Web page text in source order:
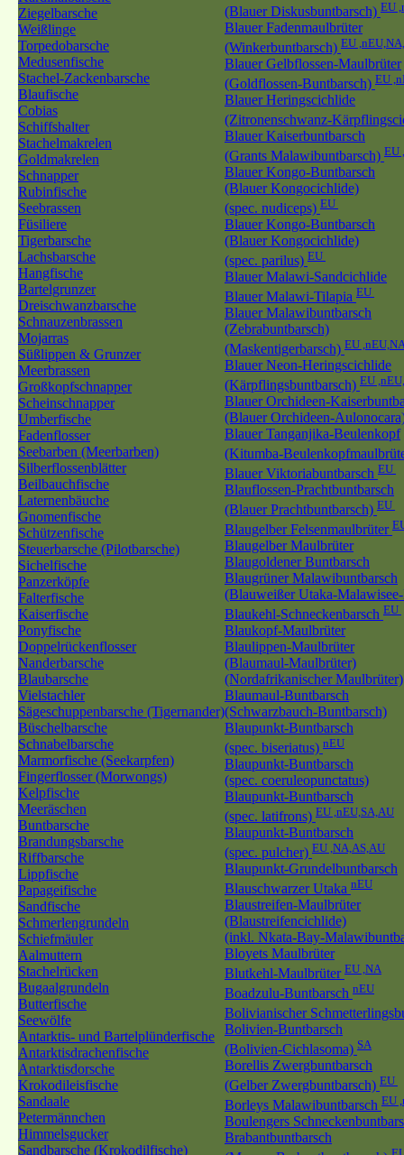
Ziegelbarsche
Weißlinge
Torpedobarsche
Medusenfische
Stachel-Zackenbarsche
Blaufische
Cobias
Schiffshalter
Stachelmakrelen
Goldmakrelen
Schnapper
Rubinfische
Seebrassen
Füsiliere
Tigerbarsche
Lachsbarsche
Hangfische
Bartelgrunzer
Dreischwanzbarsche
Schnauzenbrassen
Mojarras
Süßlippen & Grunzer
Meerbrassen
Großkopfschnapper
Scheinschnapper
Umberfische
Fadenflosser
Seebarben (Meerbarben)
Silberflossenblätter
Beilbauchfische
Laternenbäuche
Gnomenfische
Schützenfische
Steuerbarsche (Pilotbarsche)
Sichelfische
Panzerköpfe
Falterfische
Kaiserfische
Ponyfische
Doppelrückenflosser
Nanderbarsche
Blaubarsche
Vielstachler
Sägeschuppenbarsche (Tigernander)
Büschelbarsche
Schnabelbarsche
Marmorfische (Seekarpfen)
Fingerflosser (Morwongs)
Kelpfische
Meeräschen
Buntbarsche
Brandungsbarsche
Riffbarsche
Lippfische
Papageifische
Sandfische
Schmerlengrundeln
Schiefmäuler
Aalmuttern
Stachelrücken
Bugaalgrundeln
Butterfische
Seewölfe
Antarktis- und Bartelplünderfische
Antarktisdrachenfische
Antarktisdorsche
Krokodileisfische
Sandaale
Petermännchen
Himmelsgucker
Sandbarsche (Krokodilfische)
(Blauer Diskusbuntbarsch) EU
Blauer Fadenmaulbrüter
(Winkerbuntbarsch) EU
Blauer Gelbflossen-Maulbrüter
(Goldflossen-Buntbarsch) EU
Blauer Heringscichlide
(Zitronenschwanz-
Blauer Kaiserbuntbarsch
(Grants Malawibuntbarsch) EU
Blauer Kongo-Buntbarsch
(Blauer Kongocichlide)
(spec. nudiceps) EU
Blauer Kongo-Buntbarsch
(Blauer Kongocichlide)
(spec. parilus) EU
Blauer Malawi-Sandcichlide
Blauer Malawi-Tilapia EU
Blauer Malawibuntbarsch
(Zebrabuntbarsch)
(Maskentigerbarsch) EU
Blauer Neon-Heringscichlide
(Kärpflingsbuntbarsch) EU
Blauer Orchideen-
(Blauer Orchideen-
Blauer Tanganjika-Beulenkopf
(Kitumba-
Blauer Viktoriabuntbarsch EU
Blauflossen-Prachtbuntbarsch
(Blauer Prachtbuntbarsch) EU
Blaugelber Felsenmaulbrüter
Blaugelber Maulbrüter
Blaugoldener Buntbarsch
Blaugrüner Malawibuntbarsch
(Blauweißer Utaka-
Blaukehl-Schneckenbarsch EU
Blaukopf-Maulbrüter
Blaulippen-Maulbrüter
(Blaumaul-Maulbrüter)
(Nordafrikanischer Maulbrüter)
Blaumaul-Buntbarsch
(Schwarzbauch-Buntbarsch)
Blaupunkt-Buntbarsch
(spec. biseriatus) nEU
Blaupunkt-Buntbarsch
(spec. coeruleopunctatus)
Blaupunkt-Buntbarsch
(spec. latifrons) EU ,nEU,SA,AU
Blaupunkt-Buntbarsch
(spec. pulcher) EU ,NA,AS,AU
Blaupunkt-Grundelbuntbarsch
Blauschwarzer Utaka nEU
Blaustreifen-Maulbrüter
(Blaustreifencichlide)
(inkl. Nkata-Bay-
Bloyets Maulbrüter
Blutkehl-Maulbrüter EU ,NA
Boadzulu-Buntbarsch nEU
Bolivianischer
Bolivien-Buntbarsch
(Bolivien-Cichlasoma) SA
Borellis Zwergbuntbarsch
(Gelber Zwergbuntbarsch) EU
Borleys Malawibuntbarsch EU
Boulengers
Brabantbuntbarsch